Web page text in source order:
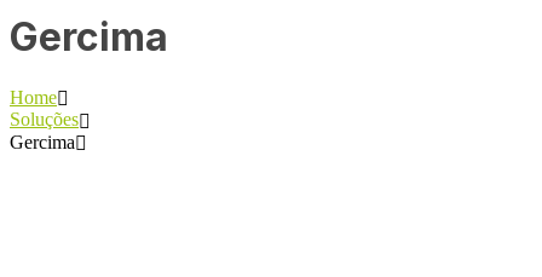
Gercima
Home
Soluções
Gercima